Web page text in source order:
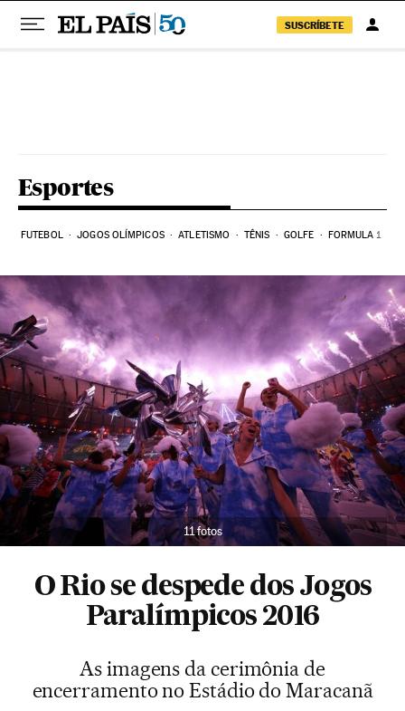
SUSCRÍBETE
Esportes
FUTEBOL JOGOS OLÍMPICOS ATLETISMO TÊNIS GOLFE FORMULA 1
11 fotos
O Rio se despede dos Jogos
Paralímpicos 2016
As imagens da cerimônia de
encerramento no Estádio do Maracanã